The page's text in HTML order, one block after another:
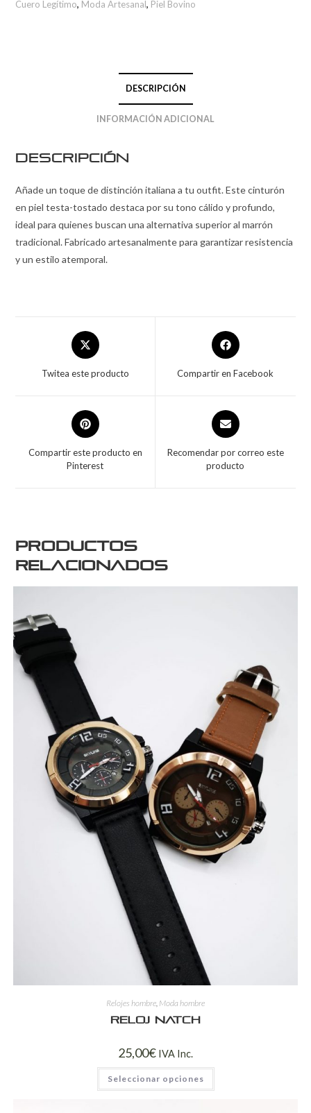
Cuero Legítimo, Moda Artesanal, Piel Bovino
DESCRIPCIÓN
INFORMACIÓN ADICIONAL
Descripción
Añade un toque de distinción italiana a tu outfit. Este cinturón
en piel testa-tostado destaca por su tono cálido y profundo,
ideal para quienes buscan una alternativa superior al marrón
tradicional. Fabricado artesanalmente para garantizar resistencia
y un estilo atemporal.
Twitea este producto Compartir en Facebook
Compartir este producto en
Pinterest
Recomendar por correo este
producto
Productos
relacionados
Relojes hombre Moda hombre
Reloj Natch
25,00€ IVA Inc.
Seleccionar opciones